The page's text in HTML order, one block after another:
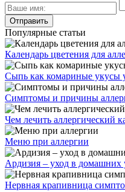
Популярные статьи
Календарь цветения для
Сыпь как комариные укусы
Симптомы и причины
Чем лечить аллергический
Меню при аллергии
Ардизия – уход в домашних
Нервная крапивница